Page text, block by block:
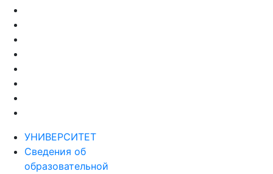
УНИВЕРСИТЕТ
Сведения об
образовательной